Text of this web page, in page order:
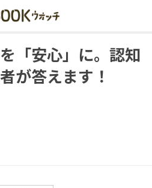
「安心」に。認知
が答えます！